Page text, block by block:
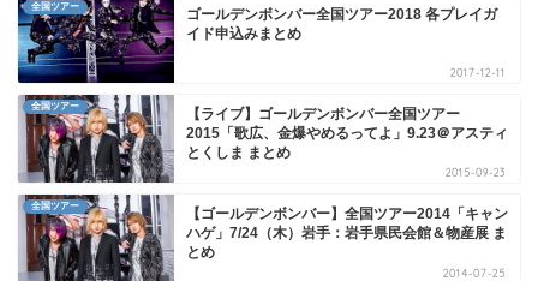
全国ツアー
ゴールデンボンバー全国ツアー2018 各プレイガ
イド申込みまとめ
2017-12-11
全国ツアー
【ライブ】ゴールデンボンバー全国ツアー
2015「歌広、金爆やめるってよ」9.23＠アスティ
とくしま まとめ
2015-09-23
全国ツアー
【ゴールデンボンバー】全国ツアー2014「キャン
ハゲ」7/24（木）岩手：岩手県民会館＆物産展 ま
とめ
2014-07-25